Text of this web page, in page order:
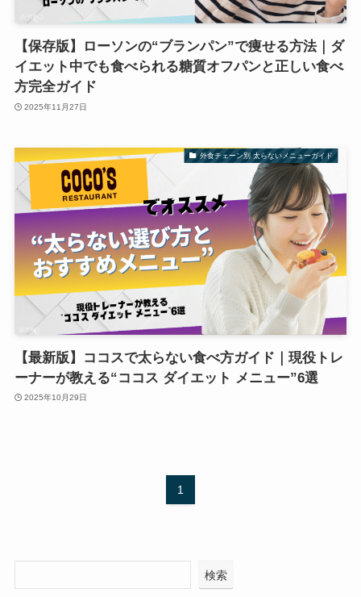
【保存版】ローソンの“ブランパン”で痩せる方法｜ダ
イエット中でも食べられる糖質オフパンと正しい食べ
方完全ガイド
2025年11月27日
外食チェーン別 太らないメニューガイド
【最新版】ココスで太らない食べ方ガイド｜現役トレ
ーナーが教える“ココス ダイエット メニュー”6選
2025年10月29日
1
検索